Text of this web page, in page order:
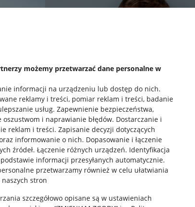
możemy przetwarzać dane personalne w
informacji na urządzeniu lub dostęp do nich.
reklamy i treści, pomiar reklam i treści, badanie
usług. Zapewnienie bezpieczeństwa,
oszustwom i naprawianie błędów. Dostarczanie i
reklam i treści. Zapisanie decyzji dotyczących
informowanie o nich. Dopasowanie i łączenie
źródeł. Łączenie różnych urządzeń. Identyfikacja
informacji przesyłanych automatycznie.
przetwarzamy również w celu ułatwiania
stron
szczegółowo opisane są w ustawieniach
Pobierz aplikację